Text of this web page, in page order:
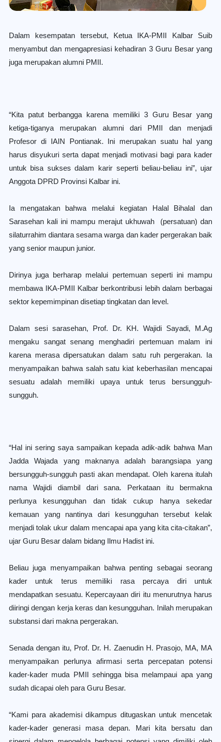
Dalam kesempatan tersebut, Ketua IKA-PMII Kalbar Suib
menyambut dan mengapresiasi kehadiran 3 Guru Besar yang
juga merupakan alumni PMII.
“Kita patut berbangga karena memiliki 3 Guru Besar yang
ketiga-tiganya merupakan alumni dari PMII dan menjadi
Profesor di IAIN Pontianak. Ini merupakan suatu hal yang
harus disyukuri serta dapat menjadi motivasi bagi para kader
untuk bisa sukses dalam karir seperti beliau-beliau ini”, ujar
Anggota DPRD Provinsi Kalbar ini.
Ia mengatakan bahwa melalui kegiatan Halal Bihalal dan
Sarasehan kali ini mampu merajut ukhuwah (persatuan) dan
silaturrahim diantara sesama warga dan kader pergerakan baik
yang senior maupun junior.
Dirinya juga berharap melalui pertemuan seperti ini mampu
membawa IKA-PMII Kalbar berkontribusi lebih dalam berbagai
sektor kepemimpinan disetiap tingkatan dan level.
Dalam sesi sarasehan, Prof. Dr. KH. Wajidi Sayadi, M.Ag
mengaku sangat senang menghadiri pertemuan malam ini
karena merasa dipersatukan dalam satu ruh pergerakan. Ia
menyampaikan bahwa salah satu kiat keberhasilan mencapai
sesuatu adalah memiliki upaya untuk terus bersungguh-
sungguh.
“Hal ini sering saya sampaikan kepada adik-adik bahwa Man
Jadda Wajada yang maknanya adalah barangsiapa yang
bersungguh-sungguh pasti akan mendapat. Oleh karena itulah
nama Wajidi diambil dari sana. Perkataan itu bermakna
perlunya kesungguhan dan tidak cukup hanya sekedar
kemauan yang nantinya dari kesungguhan tersebut kelak
menjadi tolak ukur dalam mencapai apa yang kita cita-citakan”,
ujar Guru Besar dalam bidang Ilmu Hadist ini.
Beliau juga menyampaikan bahwa penting sebagai seorang
kader untuk terus memiliki rasa percaya diri untuk
mendapatkan sesuatu. Kepercayaan diri itu menurutnya harus
diiringi dengan kerja keras dan kesungguhan. Inilah merupakan
substansi dari makna pergerakan.
Senada dengan itu, Prof. Dr. H. Zaenudin H. Prasojo, MA, MA
menyampaikan perlunya afirmasi serta percepatan potensi
kader-kader muda PMII sehingga bisa melampaui apa yang
sudah dicapai oleh para Guru Besar.
“Kami para akademisi dikampus ditugaskan untuk mencetak
kader-kader generasi masa depan. Mari kita bersatu dan